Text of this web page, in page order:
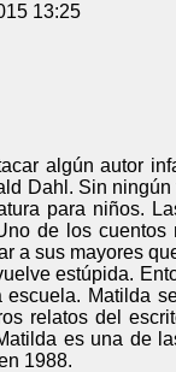
13:25
algún autor
Dahl. Sin
para niños.
de los
a sus mayores
estúpida.
escuela. Matilda
relatos del
es una de
1988.